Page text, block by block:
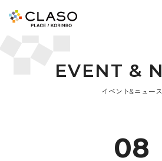
EVENT & N
イベント&ニュース
08